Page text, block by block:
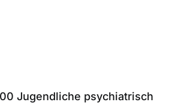
Jugendliche psychiatrisch